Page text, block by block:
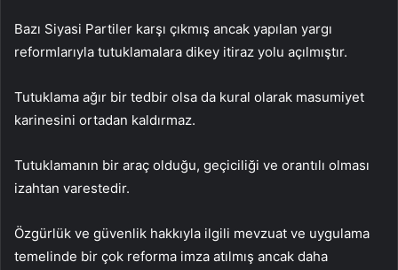
Bazı Siyasi Partiler karşı çıkmış ancak yapılan yargı
reformlarıyla tutuklamalara dikey itiraz yolu açılmıştır.
Tutuklama ağır bir tedbir olsa da kural olarak masumiyet
karinesini ortadan kaldırmaz.
Tutuklamanın bir araç olduğu, geçiciliği ve orantılı olması
izahtan varestedir.
Özgürlük ve güvenlik hakkıyla ilgili mevzuat ve uygulama
temelinde bir çok reforma imza atılmış ancak daha